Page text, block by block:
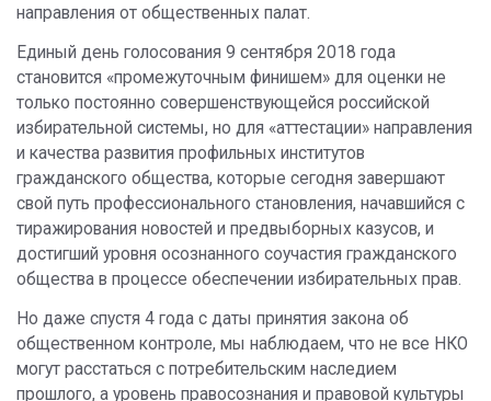
направления от общественных палат.
Единый день голосования 9 сентября 2018 года
становится «промежуточным финишем» для оценки не
только постоянно совершенствующейся российской
избирательной системы, но для «аттестации» направления
и качества развития профильных институтов
гражданского общества, которые сегодня завершают
свой путь профессионального становления, начавшийся с
тиражирования новостей и предвыборных казусов, и
достигший уровня осознанного соучастия гражданского
общества в процессе обеспечении избирательных прав.
Но даже спустя 4 года с даты принятия закона об
общественном контроле, мы наблюдаем, что не все НКО
могут расстаться с потребительским наследием
прошлого, а уровень правосознания и правовой культуры